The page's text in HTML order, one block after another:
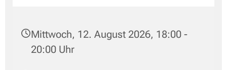
Mittwoch, 12. August 2026, 18:00 -
20:00 Uhr